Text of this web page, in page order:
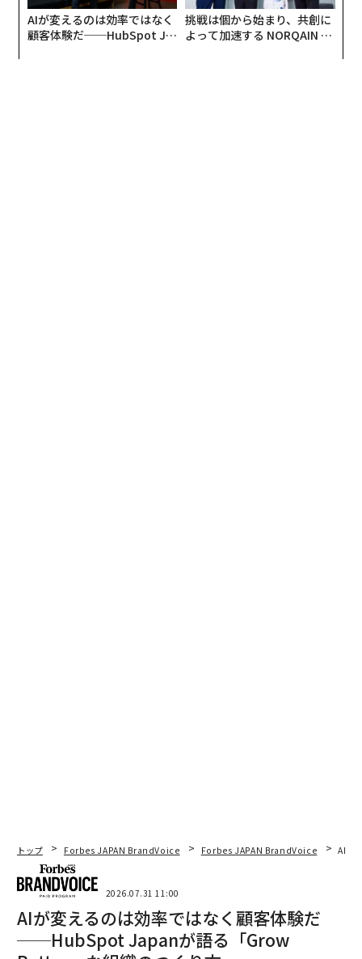
AIが変えるのは効率ではなく
顧客体験だ──HubSpot Ja
挑戦は個から始まり、共創に
よって加速する NORQAIN JA
トップ Forbes JAPAN BrandVoice Forbes JAPAN BrandVoice AIが
2026.07.31 11:00
AIが変えるのは効率ではなく顧客体験だ
──HubSpot Japanが語る「Grow